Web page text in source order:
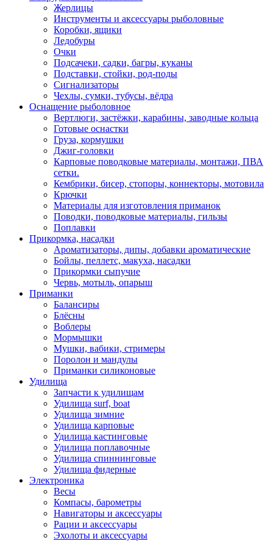
Жерлицы
Инструменты и аксессуары рыболовные
Коробки, ящики
Ледобуры
Очки
Подсачеки, садки, багры, куканы
Подставки, стойки, род-поды
Сигнализаторы
Чехлы, сумки, тубусы, вёдра
Оснащение рыболовное
Вертлюги, застёжки, карабины, заводные кольца
Готовые оснастки
Груза, кормушки
Джиг-головки
Карповые поводковые материалы, монтажи, ПВА
сетки.
Кембрики, бисер, стопоры, коннекторы, мотовила
Крючки
Материалы для изготовления приманок
Поводки, поводковые материалы, гильзы
Поплавки
Прикормка, насадки
Ароматизаторы, дипы, добавки ароматические
Бойлы, пеллетс, макуха, насадки
Прикормки сыпучие
Червь, мотыль, опарыш
Приманки
Балансиры
Блёсны
Воблеры
Мормышки
Мушки, вабики, стримеры
Поролон и мандулы
Приманки силиконовые
Удилища
Запчасти к удилищам
Удилища surf, boat
Удилища зимние
Удилища карповые
Удилища кастинговые
Удилища поплавочные
Удилища спиннинговые
Удилища фидерные
Электроника
Весы
Компасы, барометры
Навигаторы и аксессуары
Рации и аксессуары
Эхолоты и аксессуары